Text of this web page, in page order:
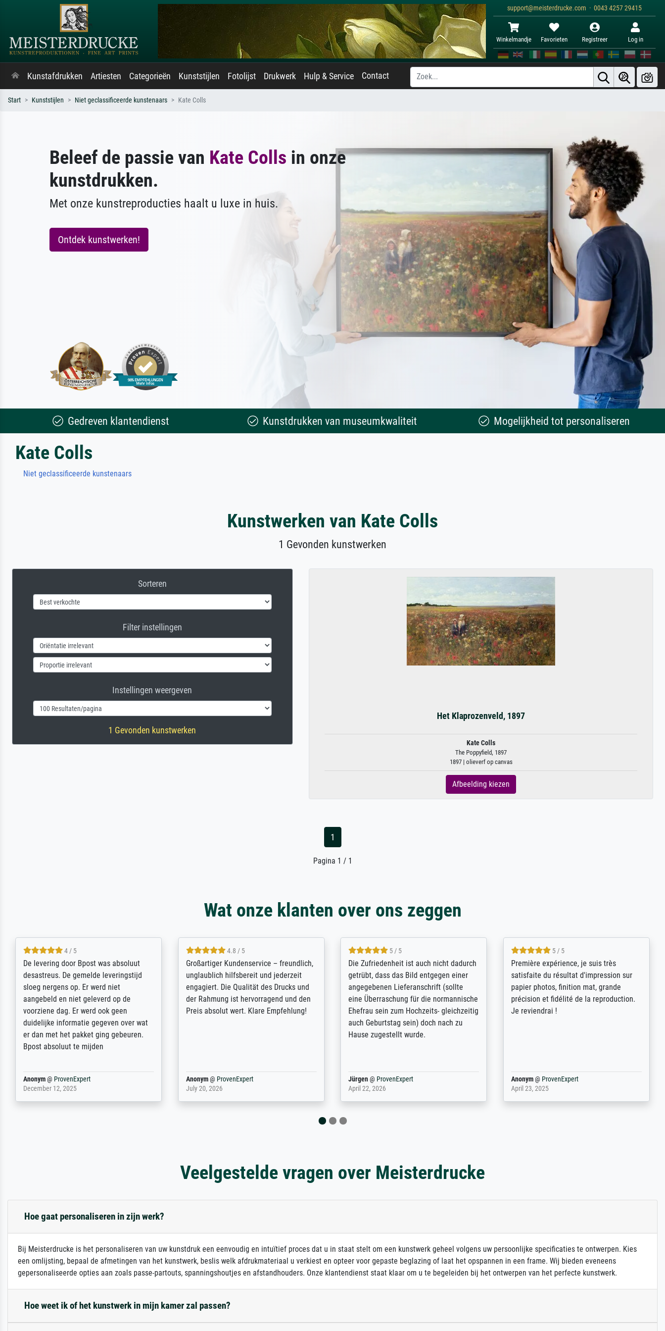
support@meisterdrucke.com · 0043 4257 29415
Winkelmandje Favorieten Registreer Log in
Kunstafdrukken Artiesten Categorieën Kunststijlen Fotolijst Drukwerk Hulp & Service Contact
Start Kunststijlen Niet geclassificeerde kunstenaars Kate Colls
Beleef de passie van Kate Colls in onze
kunstdrukken.
Met onze kunstreproducties haalt u luxe in huis.
Ontdek kunstwerken!
Gedreven klantendienst Kunstdrukken van museumkwaliteit Mogelijkheid tot personaliseren
Kate Colls
Niet geclassificeerde kunstenaars
Kunstwerken van Kate Colls
1 Gevonden kunstwerken
Sorteren
Filter instellingen
Instellingen weergeven
1 Gevonden kunstwerken
Het Klaprozenveld, 1897
Kate Colls
The Poppyfield, 1897
1897 | olieverf op canvas
Afbeelding kiezen
1
Pagina 1 / 1
Wat onze klanten over ons zeggen
5 / 5
Sehr gute Qualität des Leinwanddrucks
und des Rahmens! Unser Bild wurde
sehr sorgfältig und sicher verpackt, so
dass es unbeschadet bei uns ankam. Es
wird nicht unser letzter Meisterdruck
sein. Vielen Dank!
Reinhold,@ProvenExpert
April 22, 2026
5 / 5
Für ein Erinnerungsbuch mit der
Feldpost meines Großvaters aus dem 1.
Weltkrieg benötigte ich ein
ausdrucksvolles Bild. Das habe ich bei
Ihnen gefunden. Bei der Auswahl der
weiter. Vielen ...
Margot@ProvenExpert
February 20, 2026
4.8 / 5
Hervorragende Qualität. Man kann sich
vieles anpassen lassen, wie z.B.:
Randentfernung, Farbe, Helligkeit,
Kontrast und Weiteres. Sehr freundliche
Kontaktperson per Mail. Das Bild (ein
Kunstdruck) wurde sehr gut verpackt -
sehr starke Papprolle mit Plastikdeckeln
Anonym@ProvenExpert
August 12, 2025
4.8 / 5
Qualité absolument irréprochable.
Extraordinaire diversité des thèmes
abordés et personnalisation des
demandes (recadrage, réajustement des
couleurs). Relation clientèle parfaite.
Anonym@ ProvenExpert
March 31, 2025
Veelgestelde vragen over Meisterdrucke
Hoe gaat personaliseren in zijn werk?
Bij Meisterdrucke is het personaliseren van uw kunstdruk een eenvoudig en intuïtief proces dat u in staat stelt om een kunstwerk geheel volgens uw persoonlijke specificaties te ontwerpen. Kies
een omlijsting, bepaal de afmetingen van het kunstwerk, beslis welk afdrukmateriaal u verkiest en opteer voor gepaste beglazing of laat het opspannen in een frame. Wij bieden eveneens
gepersonaliseerde opties aan zoals passe-partouts, spanningshoutjes en afstandhouders. Onze klantendienst staat klaar om u te begeleiden bij het ontwerpen van het perfecte kunstwerk.
Hoe weet ik of het kunstwerk in mijn kamer zal passen?